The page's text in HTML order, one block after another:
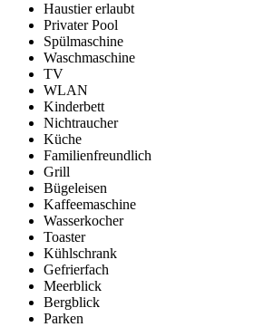
Haustier erlaubt
Privater Pool
Spülmaschine
Waschmaschine
TV
WLAN
Kinderbett
Nichtraucher
Küche
Familienfreundlich
Grill
Bügeleisen
Kaffeemaschine
Wasserkocher
Toaster
Kühlschrank
Gefrierfach
Meerblick
Bergblick
Parken